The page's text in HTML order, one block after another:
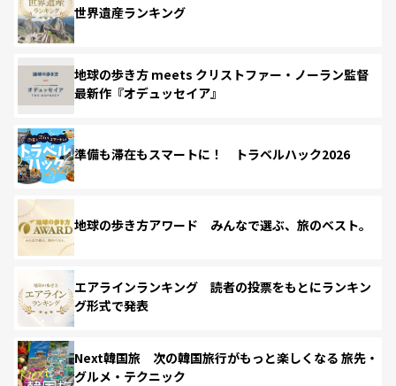
世界遺産ランキング
地球の歩き方 meets クリストファー・ノーラン監督
最新作『オデュッセイア』
準備も滞在もスマートに！ トラベルハック2026
地球の歩き方アワード みんなで選ぶ、旅のベスト。
エアラインランキング 読者の投票をもとにランキン
グ形式で発表
Next韓国旅 次の韓国旅行がもっと楽しくなる 旅先・
グルメ・テクニック